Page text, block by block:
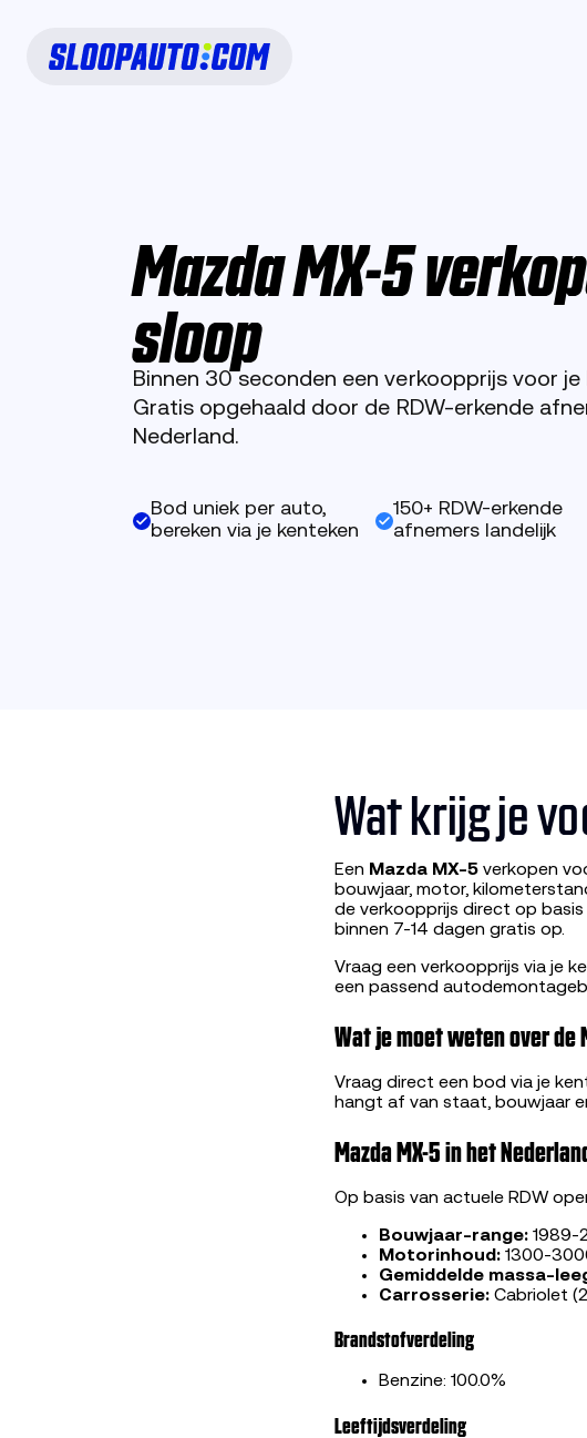
Mazda MX-5
sloop
Binnen 30 seconden een verkoopprijs voor je
Gratis opgehaald door de RDW-erkende
Nederland.
Bod uniek per auto,
bereken via je kenteken
150+ RDW-erkende
afnemers landelijk
Wat krijg je
Een Mazda MX-5 verkopen
bouwjaar, motor,
de verkoopprijs direct op
binnen 7-14 dagen gratis op.
Vraag een verkoopprijs via je
een passend
Wat je moet weten over de
Vraag direct een bod via je
hangt af van staat, bouwjaar
Mazda MX-5 in het
Op basis van actuele RDW
Bouwjaar-range: 1989-
Motorinhoud: 1300-
Gemiddelde massa-
Carrosserie: Cabriolet
Brandstofverdeling
Benzine: 100.0%
Leeftijdsverdeling